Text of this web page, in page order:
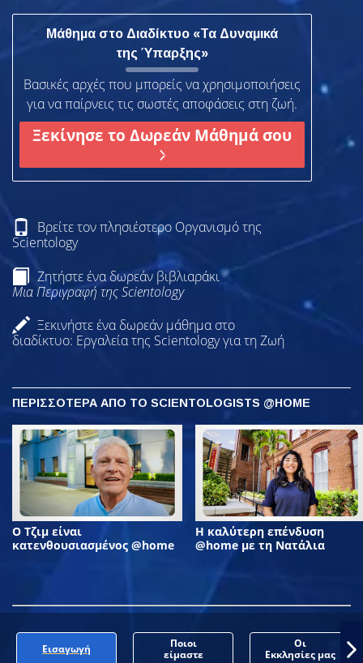
Μάθημα στο Διαδίκτυο «Τα Δυναμικά
της Ύπαρξης»
Βασικές αρχές που μπορείς να χρησιμοποιήσεις
για να παίρνεις τις σωστές αποφάσεις στη ζωή.
Ξεκίνησε το Δωρεάν Μάθημά σου
Βρείτε τον πλησιέστερο Οργανισμό της
Scientology
Ζητήστε ένα δωρεάν βιβλιαράκι
Μια Περιγραφή της Scientology
Ξεκινήστε ένα δωρεάν μάθημα στο
διαδίκτυο: Εργαλεία της Scientology για τη Ζωή
ΠΕΡΙΣΣΟΤΕΡΑ ΑΠΟ ΤΟ SCIENTOLOGISTS @HOME
Ο Τζιμ είναι
κατενθουσιασμένος @home
Η καλύτερη επένδυση
@home με τη Νατάλια
Εισαγωγή
Ποιοι
είμαστε
Οι
Εκκλησίες μας